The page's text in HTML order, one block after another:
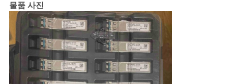
인
용
문
을
물품 사진